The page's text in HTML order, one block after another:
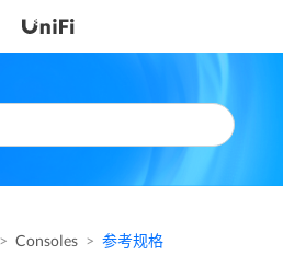
Consoles 参考规格